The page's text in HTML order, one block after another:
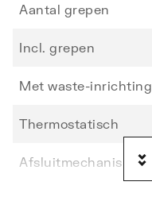
Aantal grepen
Incl. grepen
Met waste-inrichting
Thermostatisch
Afsluitmechanisme